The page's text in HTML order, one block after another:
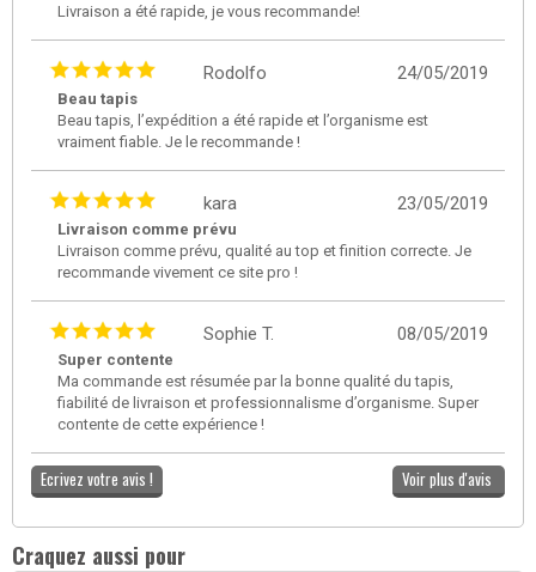
Livraison a été rapide, je vous recommande!
24/05/2019
Rodolfo
Beau tapis
Beau tapis, l’expédition a été rapide et l’organisme est
vraiment fiable. Je le recommande !
23/05/2019
kara
Livraison comme prévu
Livraison comme prévu, qualité au top et finition correcte. Je
recommande vivement ce site pro !
08/05/2019
Sophie T.
Super contente
Ma commande est résumée par la bonne qualité du tapis,
fiabilité de livraison et professionnalisme d’organisme. Super
contente de cette expérience !
Ecrivez votre avis ! Voir plus d'avis
Craquez aussi pour